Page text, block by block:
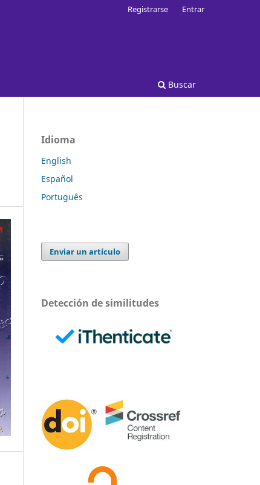
Buscar
Registrarse Entrar
Idioma
English
Español
Português
Enviar un artículo
Detección de similitudes